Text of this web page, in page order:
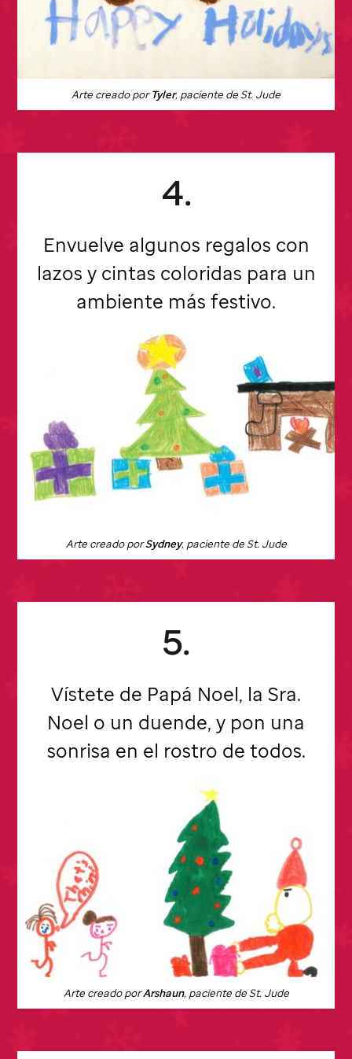
Arte creado porTyler, paciente deSt. Jude
Arte creado porSydney, paciente deSt. Jude
4.
Envuelve algunos regalos con
lazos y cintas coloridas para un
ambiente más festivo.
5.
Vístete de Papá Noel, la Sra.
Noel o un duende, y pon una
sonrisa en el rostro de todos.
Arte creado porArshaun, paciente deSt. Jude